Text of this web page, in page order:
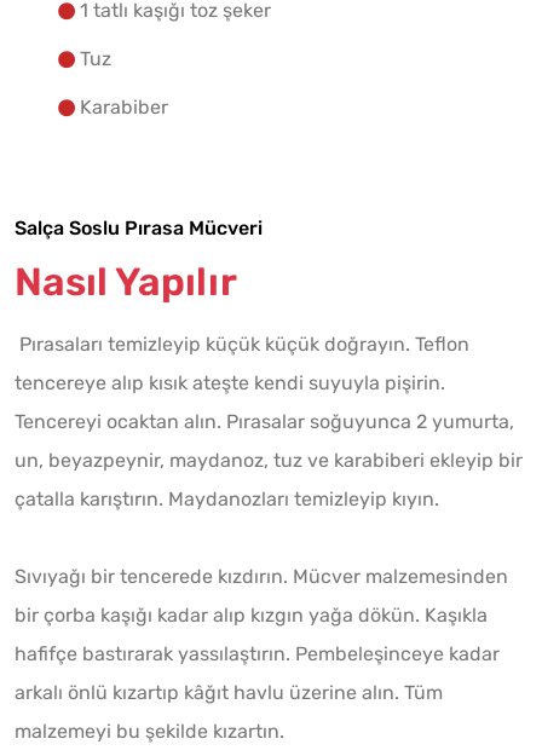
1 tatlı kaşığı toz şeker
Tuz
Karabiber
Salça Soslu Pırasa Mücveri
Nasıl Yapılır
Pırasaları temizleyip küçük küçük doğrayın. Teflon
tencereye alıp kısık ateşte kendi suyuyla pişirin.
Tencereyi ocaktan alın. Pırasalar soğuyunca 2 yumurta,
un, beyazpeynir, maydanoz, tuz ve karabiberi ekleyip bir
çatalla karıştırın. Maydanozları temizleyip kıyın.
Sıvıyağı bir tencerede kızdırın. Mücver malzemesinden
bir çorba kaşığı kadar alıp kızgın yağa dökün. Kaşıkla
hafifçe bastırarak yassılaştırın. Pembeleşinceye kadar
arkalı önlü kızartıp kâğıt havlu üzerine alın. Tüm
malzemeyi bu şekilde kızartın.